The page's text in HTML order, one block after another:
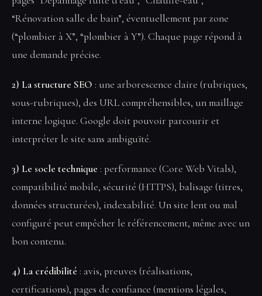
“Rénovation salle de bain”, éventuellement par zone
(“plombier à X”, “plombier à Y”). Chaque page répond à
une demande précise.
2) La structure SEO : une arborescence claire (rubriques,
sous-rubriques), des URL compréhensibles, un maillage
interne logique. Google doit pouvoir parcourir et
interpréter le site sans ambiguïté.
3) Le socle technique : performance (Core Web Vitals),
compatibilité mobile, sécurité (HTTPS), balisage (titres,
données structurées), indexabilité. Un site lent ou mal
configuré peut empêcher le référencement, même avec un
bon contenu.
4) La crédibilité : avis, preuves (réalisations,
certifications), pages de confiance (mentions légales,